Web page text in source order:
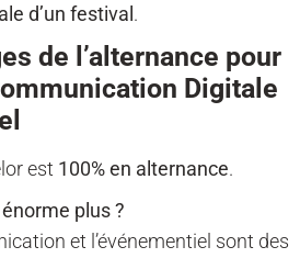
d’un festival.
de l’alternance pour
Digitale
est 100% en alternance.
plus ?
et l’événementiel sont des